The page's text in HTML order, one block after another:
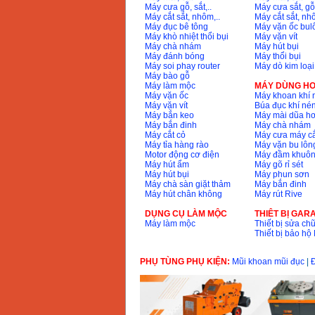
Máy mài 100mm
Makita 9553B (710W)
Giá:1296000VND
Máy cưa gỗ, sắt,..
Máy cắt sắt, nhôm,..
Máy đục bê tông
Máy khò nhiệt thổi bụi
Máy chà nhám
Máy đánh bóng
Máy soi phay router
Máy bào gỗ
Máy làm mộc
Máy vặn ốc
Máy vặn vít
Máy bắn keo
Máy bắn đinh
Máy cắt cỏ
Máy tỉa hàng rào
Motor động cơ điện
Máy hút ẩm
Máy hút bụi
Máy chà sàn giặt thảm
Máy hút chân không
DỤNG CỤ LÀM MỘC
Máy làm mộc
Máy cưa sắt,
Máy cắt sắt,
Máy vặn ốc
Máy vặn vít
Máy hút bụi
Máy thổi bụi
Máy dò kim loại
MÁY DÙNG
Máy khoan khí
Búa đục khí nén
Máy mài dũa
Máy chà nhám
Máy cưa máy
Máy vặn bu
Máy đầm
Máy gõ rỉ sét
Máy phun sơn
Máy bắn đinh
Máy rút Rive
THIÊT BỊ
Thiết bị sửa
Thiết bị bảo hộ
PHỤ TÙNG PHỤ KIỆN: Mũi khoan mũi đục|